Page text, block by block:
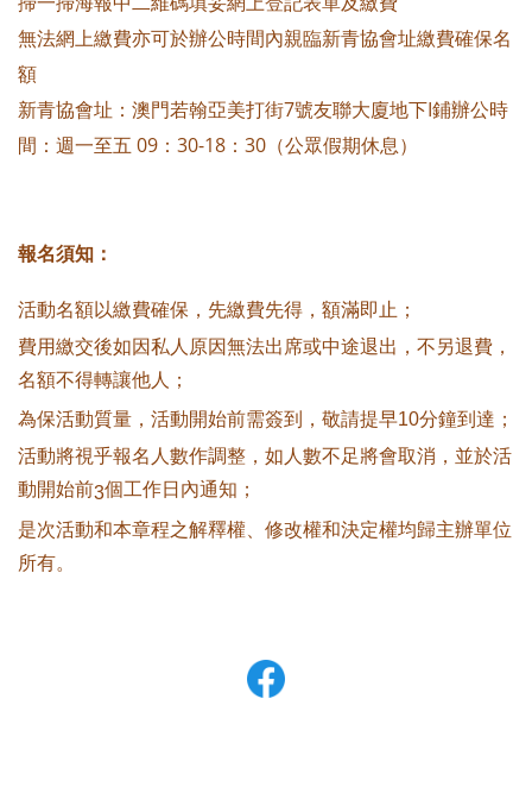
無法網上繳費亦可於辦公時間內親臨新青協會址繳費確保名
額
新青協會址：澳門若翰亞美打街7號友聯大廈地下I鋪辦公時
間：週一至五 09：30-18：30（公眾假期休息）
報名須知：
活動名額以繳費確保，先繳費先得，額滿即止；
費用繳交後如因私人原因無法出席或中途退出，不另退費，
名額不得轉讓他人；
為保活動質量，活動開始前需簽到，敬請提早10分鐘到達；
活動將視乎報名人數作調整，如人數不足將會取消，並於活
動開始前3個工作日內通知；
是次活動和本章程之解釋權、修改權和決定權均歸主辦單位
所有。